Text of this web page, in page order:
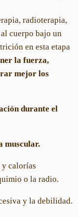
radioterapia,
cuerpo bajo un
en esta etapa
la fuerza,
mejor los
durante el
muscular.
y calorías
o la radio.
y la debilidad.